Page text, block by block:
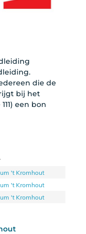
die de
bij het
een bon
't Kromhout
't Kromhout
't Kromhout